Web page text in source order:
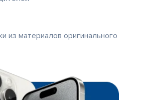
из материалов оригинального